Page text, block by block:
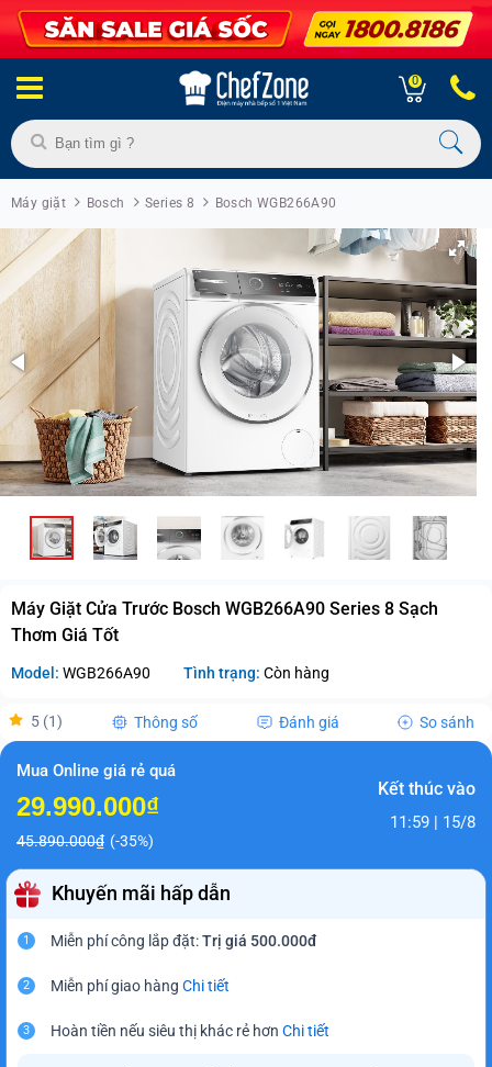
0
Máy giặt Bosch Series 8 Bosch WGB266A90
Máy Giặt Cửa Trước Bosch WGB266A90 Series 8 Sạch
Thơm Giá Tốt
Model: WGB266A90 Tình trạng: Còn hàng
5 (1) Thông số Đánh giá So sánh
Mua Online giá rẻ quá
29.990.000₫
45.890.000₫ (-35%)
Kết thúc vào
11:59 | 15/8
Khuyến mãi hấp dẫn
1 Miễn phí công lắp đặt:Trị giá 500.000đ
2 Miễn phí giao hàng Chi tiết
3 Hoàn tiền nếu siêu thị khác rẻ hơn Chi tiết